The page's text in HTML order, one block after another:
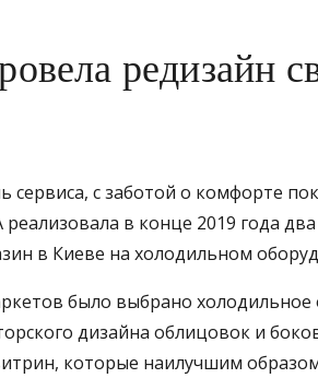
редизайн
сервиса, с заботой о комфорте
реализовала в конце 2019 года
в Киеве на холодильном
было выбрано
дизайна облицовок и
которые наилучшим